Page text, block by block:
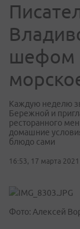
шефом
Каждую неделю
Бережной и
ресторанного
домашние
блюдо сами
16:53, 17 марта 2021
Фото: Алексей